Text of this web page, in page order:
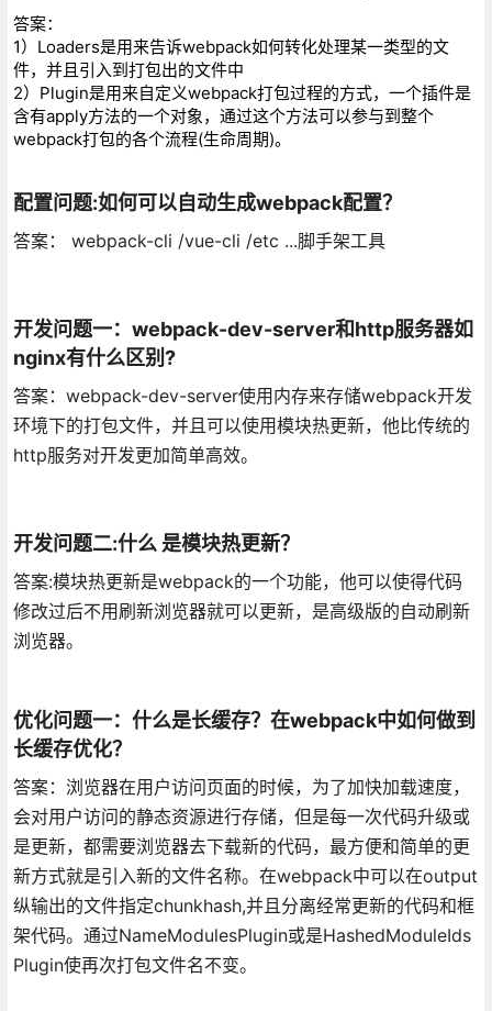
答案：
1）Loaders是用来告诉webpack如何转化处理某一类型的文
件，并且引入到打包出的文件中
2）Plugin是用来自定义webpack打包过程的方式，一个插件是
含有apply方法的一个对象，通过这个方法可以参与到整个
webpack打包的各个流程(生命周期)。
配置问题:如何可以自动生成webpack配置？
答案： webpack-cli /vue-cli /etc ...脚手架工具
开发问题一：webpack-dev-server和http服务器如
nginx有什么区别?
答案：webpack-dev-server使用内存来存储webpack开发
环境下的打包文件，并且可以使用模块热更新，他比传统的
http服务对开发更加简单高效。
开发问题二:什么 是模块热更新？
答案:模块热更新是webpack的一个功能，他可以使得代码
修改过后不用刷新浏览器就可以更新，是高级版的自动刷新
浏览器。
优化问题一：什么是长缓存？在webpack中如何做到
长缓存优化？
答案：浏览器在用户访问页面的时候，为了加快加载速度，
会对用户访问的静态资源进行存储，但是每一次代码升级或
是更新，都需要浏览器去下载新的代码，最方便和简单的更
新方式就是引入新的文件名称。在webpack中可以在output
纵输出的文件指定chunkhash,并且分离经常更新的代码和框
架代码。通过NameModulesPlugin或是HashedModuleIds
Plugin使再次打包文件名不变。